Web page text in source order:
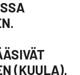
(KUULA),